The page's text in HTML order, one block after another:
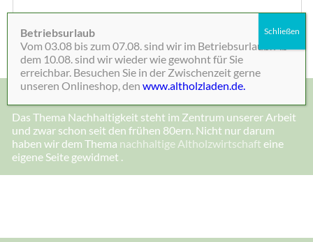
e
M
d
r
e
s
s
e
Absenden
Das Thema Nachhaltigkeit steht im Zentrum unserer Arbeit
und zwar schon seit den frühen 80ern. Nicht nur darum
haben wir dem Thema nachhaltige Altholzwirtschaft eine
eigene Seite gewidmet .
Betriebsurlaub
Vom 03.08 bis zum 07.08. sind wir im Betriebsurlaub. Ab
dem 10.08. sind wir wieder wie gewohnt für Sie
erreichbar. Besuchen Sie in der Zwischenzeit gerne
unseren Onlineshop, denwww.altholzladen.de.
Schließen